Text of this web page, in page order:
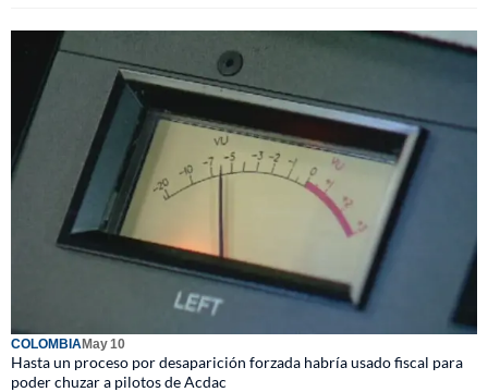
COLOMBIAMay 10
Hasta un proceso por desaparición forzada habría usado fiscal para
poder chuzar a pilotos de Acdac